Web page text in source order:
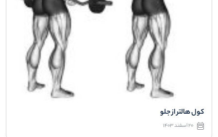
کول هالتر از جلو
20 اسفند 1403